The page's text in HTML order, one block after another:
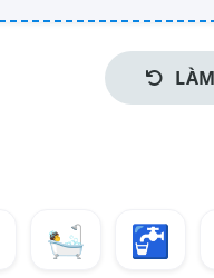
🛀 🚰